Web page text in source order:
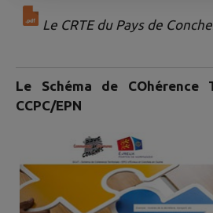
Le CRTE du Pays de
Le Schéma de COhérence
CCPC/EPN